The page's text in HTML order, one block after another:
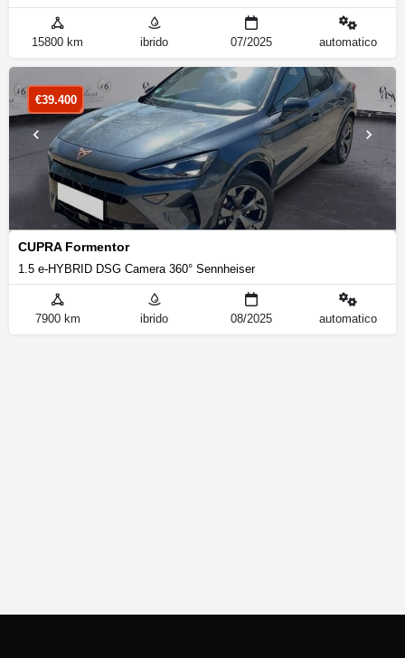
15800 km ibrido 07/2025 automatico
CUPRA Formentor
1.5 e-HYBRID DSG Camera 360° Sennheiser
€39.400
7900 km ibrido 08/2025 automatico